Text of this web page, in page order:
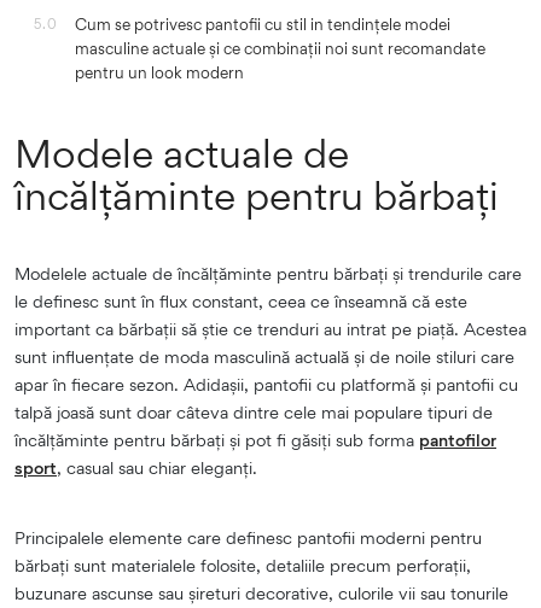
5.0
Cum se potrivesc pantofii cu stil in tendințele modei
masculine actuale și ce combinații noi sunt recomandate
pentru un look modern
Modele actuale de
încălțăminte pentru bărbați
Modelele actuale de încălțăminte pentru bărbați și trendurile care
le definesc sunt în flux constant, ceea ce înseamnă că este
important ca bărbații să știe ce trenduri au intrat pe piață. Acestea
sunt influențate de moda masculină actuală și de noile stiluri care
apar în fiecare sezon. Adidașii, pantofii cu platformă și pantofii cu
talpă joasă sunt doar câteva dintre cele mai populare tipuri de
încălțăminte pentru bărbați și pot fi găsiți sub forma pantofilor
sport, casual sau chiar eleganți.
Principalele elemente care definesc pantofii moderni pentru
bărbați sunt materialele folosite, detaliile precum perforații,
buzunare ascunse sau șireturi decorative, culorile vii sau tonurile